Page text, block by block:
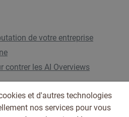
de votre entreprise
contrer les AI Overviews
et d'autres technologies
nos services pour vous